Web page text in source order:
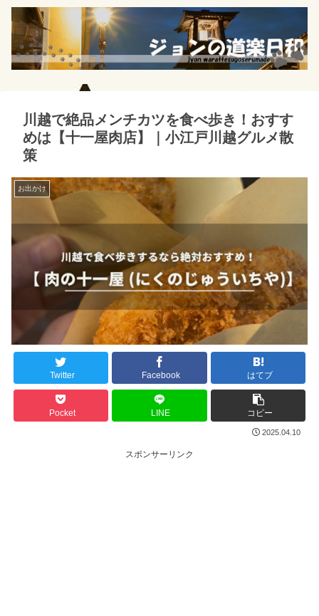
川越で絶品メンチカツを食べ歩き！おすす
めは【十一屋肉店】｜小江戸川越グルメ散
策
お出かけ
Twitter Facebook はてブ
Pocket LINE コピー
2025.04.10
スポンサーリンク